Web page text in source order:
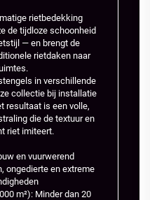
rietbedekking
de tijdloze schoonheid
— en brengt de
rietdaken naar
in verschillende
collectie bij installatie
resultaat is een volle,
die de textuur en
riet imiteert.
en vuurwerend
ongedierte en extreme
m²): Minder dan 20